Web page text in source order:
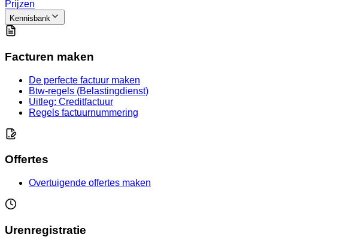
Prijzen
Kennisbank
Facturen maken
De perfecte factuur maken
Btw-regels (Belastingdienst)
Uitleg: Creditfactuur
Regels factuurnummering
Offertes
Overtuigende offertes maken
Urenregistratie